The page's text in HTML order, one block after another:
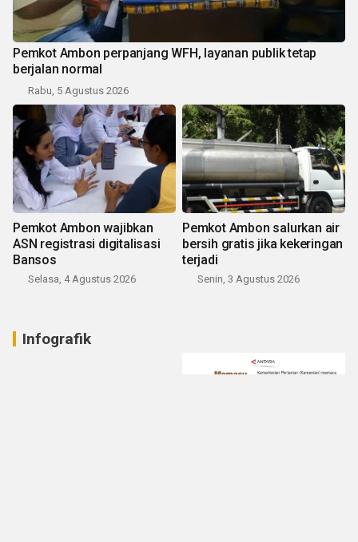
Pemkot Ambon perpanjang WFH, layanan publik tetap
berjalan normal
Rabu, 5 Agustus 2026
Pemkot Ambon wajibkan
ASN registrasi digitalisasi
Bansos
Selasa, 4 Agustus 2026
Pemkot Ambon salurkan air
bersih gratis jika kekeringan
terjadi
Senin, 3 Agustus 2026
Infografik